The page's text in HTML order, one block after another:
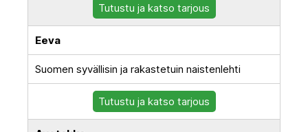
Tutustu ja katso tarjous
Eeva
Suomen syvällisin ja rakastetuin naistenlehti
Tutustu ja katso tarjous